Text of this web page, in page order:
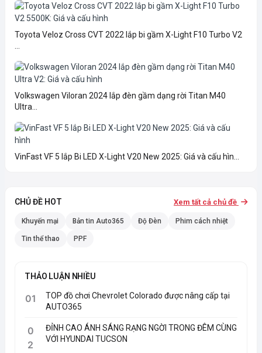
Toyota Veloz Cross CVT 2022 lắp bi gầm X-Light F10 Turbo V2
Volkswagen Viloran 2024 lắp đèn gầm dạng rời Titan M40
Ultra...
VinFast VF 5 lắp Bi LED X-Light V20 New 2025: Giá và cấu hìn...
CHỦ ĐỀ HOT Xem tất cả chủ đề
Khuyến mại Bản tin Auto365 Độ Đèn Phim cách nhiệt
Tin thể thao PPF
THẢO LUẬN NHIỀU
01
TOP đồ chơi Chevrolet Colorado được nâng cấp tại
AUTO365
0
2
ĐỈNH CAO ÁNH SÁNG RẠNG NGỜI TRONG ĐÊM CÙNG
VỚI HYUNDAI TUCSON